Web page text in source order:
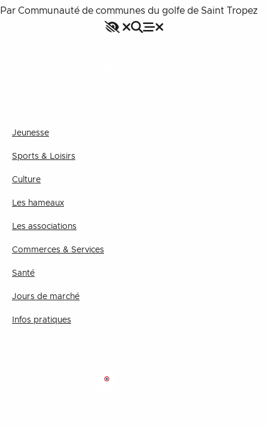
Par Communauté de communes du golfe de Saint Tropez
Accessibilité
Rechercher
Jeunesse
Sports & Loisirs
Culture
Les hameaux
Les associations
Commerces & Services
Santé
Jours de marché
Infos pratiques